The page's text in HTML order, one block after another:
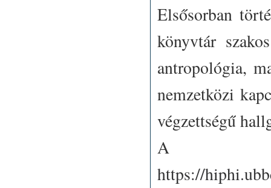
Elsősorban
könyvtár
antropológia,
nemzetközi
végzettségű
A
https://